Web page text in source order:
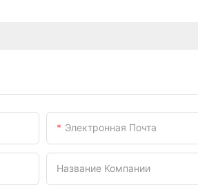
Электронная Почта
Название Компании